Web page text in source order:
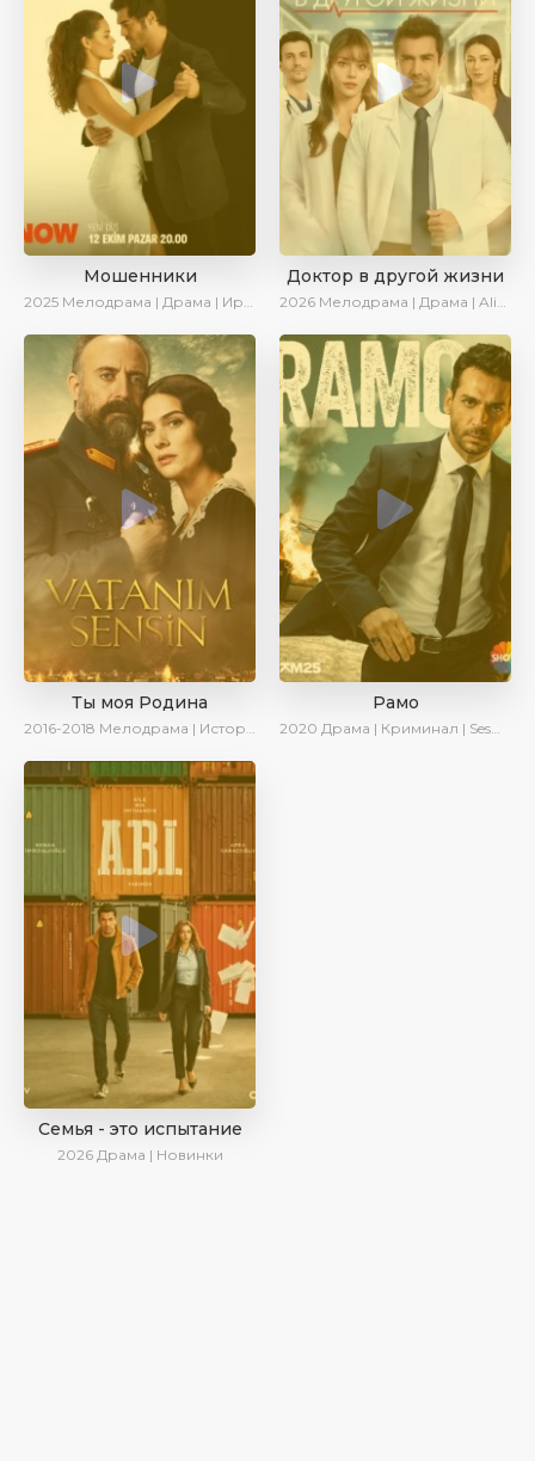
Мошенники
2025 Мелодрама | Драма | Ирина Котова | AlisaDirilis | Новинки | Сериалы 2025
Доктор в другой жизни
2026 Мелодрама | Драма | AlisaDirilis | Новинки
Ты моя Родина
2016-2018 Мелодрама | Исторический | Военный | Turok1990
Рамо
2020 Драма | Криминал | SesDizi | Ирина Котова
Семья - это испытание
2026 Драма | Новинки